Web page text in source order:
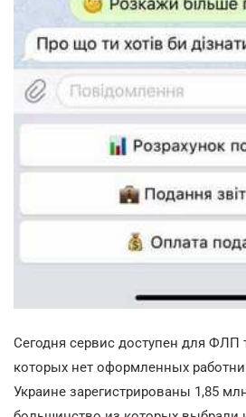
Сегодня сервис доступен для ФЛП
которых нет оформленных
Украине зарегистрированы 1,85